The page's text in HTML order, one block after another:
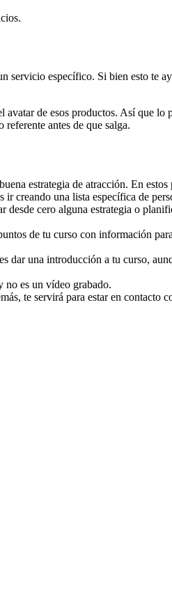
específico. Si bien esto te
de esos productos. Así que lo
antes de que salga.
estrategia de atracción. En
creando una lista específica de
desde cero alguna estrategia o
de tu curso con información
dar una introducción a tu curso,
no es un vídeo grabado.
te servirá para estar en contacto